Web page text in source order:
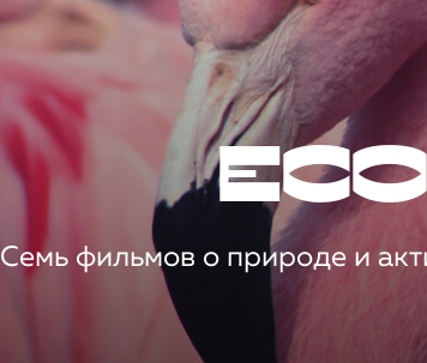
Семь фильмов о природе и